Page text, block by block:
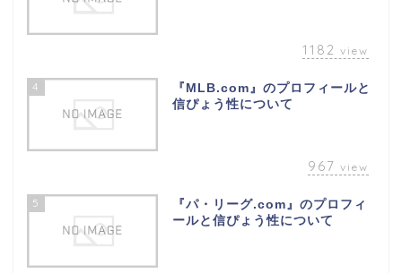
1182 view
4
『MLB.com』のプロフィールと
信ぴょう性について
967 view
5
『パ・リーグ.com』のプロフィ
ールと信ぴょう性について